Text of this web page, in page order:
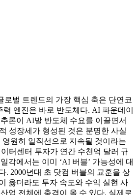
로벌 트렌드의 가장 핵심 축은 단연코
엔진은 바로 반도체다. AI 파운데이
론이 AI발 반도체 수요를 이끌면서
성장세가 형성된 것은 분명한 사실
원히 일직선으로 지속될 것이라는
터센터 투자가 연간 수천억 달러 규
각에서는 이미 ‘AI 버블’ 가능성에 대
. 2000년대 초 닷컴 버블의 교훈을 상
옳더라도 투자 속도와 수익 실현 사
업 전체에 충격이 올 수 있다. 실제로